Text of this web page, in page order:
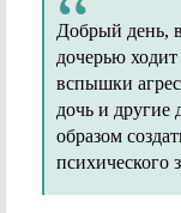
Добрый день,
дочерью
вспышки
дочь и другие
образом
психического